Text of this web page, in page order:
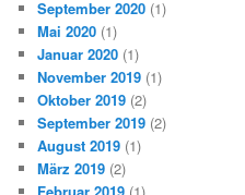
September 2020 (1)
Mai 2020 (1)
Januar 2020 (1)
November 2019 (1)
Oktober 2019 (2)
September 2019 (2)
August 2019 (1)
März 2019 (2)
Februar 2019 (1)